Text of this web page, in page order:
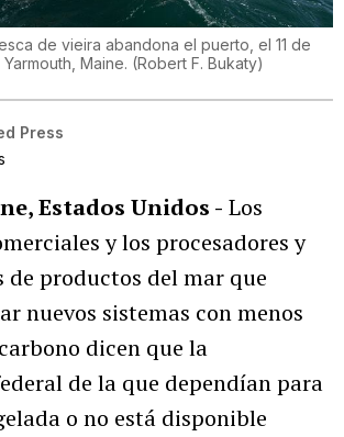
de vieira abandona el puerto, el 11 de
Maine. (Robert F. Bukaty)
Press
Estados Unidos - Los
y los procesadores y
productos del mar que
nuevos sistemas con menos
dicen que la
de la que dependían para
o no está disponible